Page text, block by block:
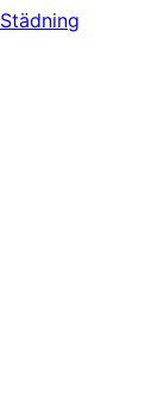
Städning